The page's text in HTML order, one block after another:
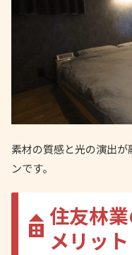
素材の質感と光の演出
ンです。
住友林
メリット